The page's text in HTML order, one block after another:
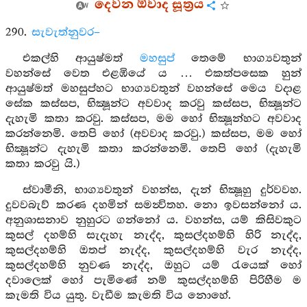
දෙවන ඕවාද සූත්‍රය
290. සැවැත්නුවර–
එකල්හි ආයුෂ්මත් මහසුප්තෙමේ භාග්‍යවතුන්
වහන්සේ වෙත එළඹියේ ය … එකත්පසෙක හුන්
ආයුෂ්මත් මහසුප්හට භාග්‍යවතුන් වහන්සේ මෙය වදාළ
සේක කස්සප, භික්‍ෂූන්ට අවවාද කරවු කස්සප, භික්‍ෂූන්ට
දැහැමි කතා කරවු. කස්සප, මම හෝ භික්‍ෂූන්හට අවවාද
කරන්නෙමි. තෙපි හෝ (අවවාද කරවු.) කස්සප, මම හෝ
භික්‍ෂූන්ට දැහැමි කතා කරන්නෙමි. තෙපි හෝ (දැහැමි
කතා කරවු යි.)
ස්වාමීනි, භාග්‍යවතුන් වහන්ස, දැන් භික්‍ෂූහු දුර්වවහ.
දුවවබැව් කරණ දහමින් සමන්‍විතහ. නො ඉවසන්නෝ ය.
අනුශාසනාව නුහුරට ගන්නෝ ය. වහන්ස, යම් කිසිවකුට
කුසල් දහම්හි සැදැහැ නැද්ද, කුසල්දහම්හි හිරි නැද්ද,
කුසල්දහම්හි ඔතප් නැද්ද, කුසල්දහම්හි වැර නැද්ද,
කුසල්දහම්හි නුවණ නැද්ද, ඔහුට යම් රැයෙක් හෝ
දවාලෙක් හෝ පැමිණේ නම් කුසල්දහම්හි පිරිහීම ම
කැමති විය යුතු. වැඩීම කැමති විය නොහේ.